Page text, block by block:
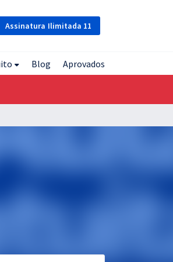
Assinatura Ilimitada 11
Blog Aprovados